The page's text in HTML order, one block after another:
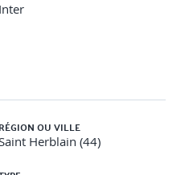
meilleures pratiques de
notables.
Inter
RÉGION OU VILLE
Herblain (44)